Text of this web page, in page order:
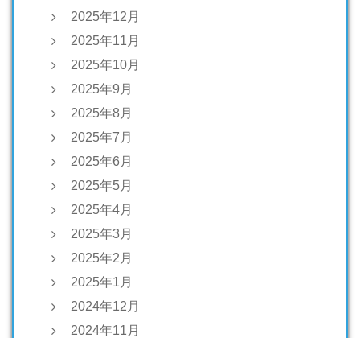
2025年12月
2025年11月
2025年10月
2025年9月
2025年8月
2025年7月
2025年6月
2025年5月
2025年4月
2025年3月
2025年2月
2025年1月
2024年12月
2024年11月